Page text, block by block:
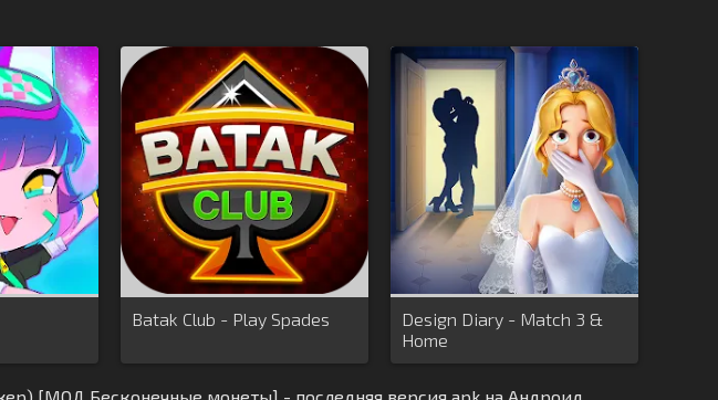
Batak Club - Play Spades
Design Diary - Match 3 &
Home